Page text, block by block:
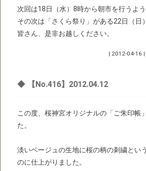
次回は18日（水）8時から朝市を行うよう
その次は「さくら祭り」がある22日（日
皆さん、是非お越しください。
| 2012-04-16
◆ 【No.416】2012.04.12
この度、桜神宮オリジナルの「ご朱印帳
た。
淡いベージュの生地に桜の柄の刺繍とい
のに仕上がりました。